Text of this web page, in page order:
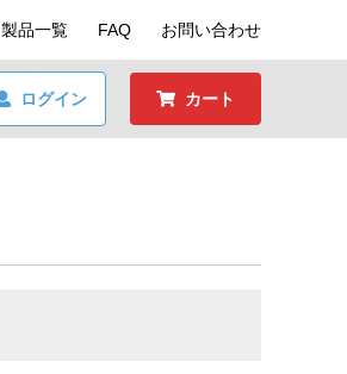
製品一覧 FAQ お問い合わせ
ログイン カート